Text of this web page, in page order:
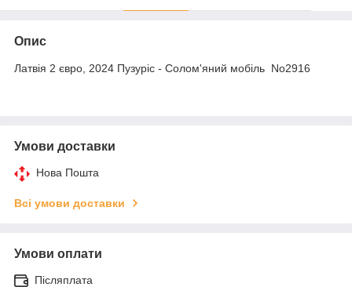
Опис
Латвія 2 євро, 2024 Пузуріс - Солом'яний мобіль No2916
Умови доставки
Нова Пошта
Всі умови доставки
Умови оплати
Післяплата